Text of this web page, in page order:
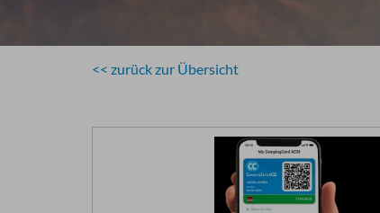
<< zurück zur Übersicht